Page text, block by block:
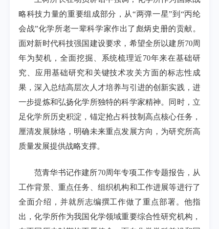
略科技力量的重要组成部分，从“两弹一星”到“丙纶
会战”化学所老一辈科学家作出了彪炳史册的贡献。
面对新时代科技强国建设要求，希望全所以建所70周
年为契机，全面挖掘、系统梳理近70年来在基础研
究、应用基础研究和关键技术攻关方面的标志性成
果，深入总结高层次人才培养与引进的创新实践，进
一步提炼和弘扬化学所独特的科学家精神。同时，立
足化学所历史积淀，锚定抢占科技制高点核心任务，
厘清发展脉络，明确未来重点发展方向，为研究所高
质量发展提供战略支撑。
范青华书记作建所70周年专项工作专题报告，从
工作背景、重点任务、组织机构和工作进展等进行了
全面介绍，并就所志编撰工作做了重点部署。他指
出，化学所作为我国化学领域重要综合性研究机构，